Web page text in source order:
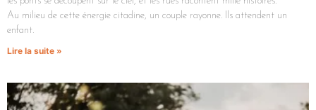
Au milieu de cette énergie citadine, un couple rayonne. Ils attendent un
enfant.
Lire la suite »